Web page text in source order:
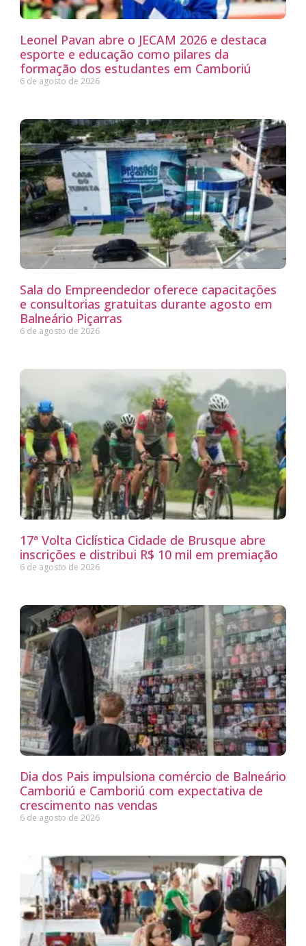
Leonel Pavan abre o JECAM 2026 e destaca
esporte e educação como pilares da
formação dos estudantes em Camboriú
6 de agosto de 2026
Sala do Empreendedor oferece capacitações
e consultorias gratuitas durante agosto em
Balneário Piçarras
6 de agosto de 2026
17ª Volta Ciclística Cidade de Brusque abre
inscrições e distribui R$ 10 mil em premiação
6 de agosto de 2026
Dia dos Pais impulsiona comércio de Balneário
Camboriú e Camboriú com expectativa de
crescimento nas vendas
6 de agosto de 2026